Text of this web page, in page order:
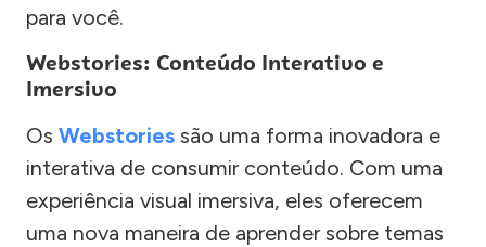
para você.
Webstories: Conteúdo Interativo e
Imersivo
Os Webstories são uma forma inovadora e
interativa de consumir conteúdo. Com uma
experiência visual imersiva, eles oferecem
uma nova maneira de aprender sobre temas